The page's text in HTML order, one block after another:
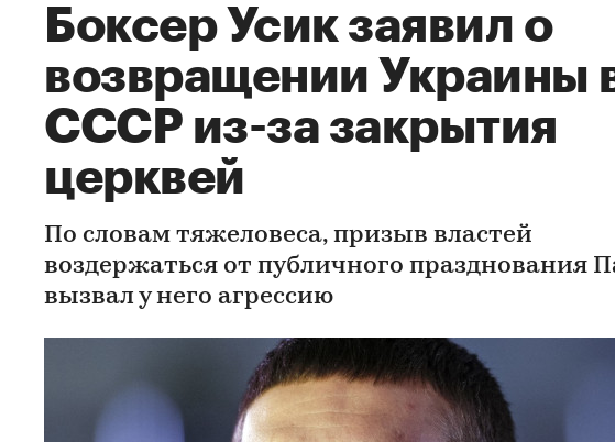
Боксер Усик заявил о
возвращении Украины
СССР из-за закрытия
церквей
По словам тяжеловеса, призыв властей
воздержаться от публичного празднования
вызвал у него агрессию